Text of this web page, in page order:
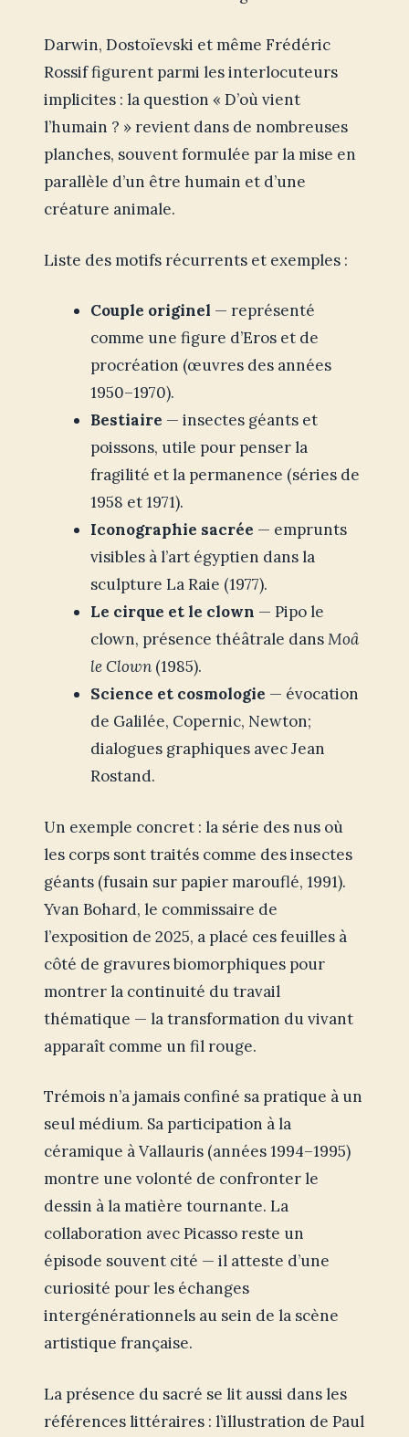
Darwin, Dostoïevski et même Frédéric
Rossif figurent parmi les interlocuteurs
implicites : la question « D’où vient
l’humain ? » revient dans de nombreuses
planches, souvent formulée par la mise en
parallèle d’un être humain et d’une
créature animale.
Liste des motifs récurrents et exemples :
Couple originel — représenté
comme une figure d’Eros et de
procréation (œuvres des années
1950–1970).
Bestiaire — insectes géants et
poissons, utile pour penser la
fragilité et la permanence (séries de
1958 et 1971).
Iconographie sacrée — emprunts
visibles à l’art égyptien dans la
sculpture La Raie (1977).
Le cirque et le clown — Pipo le
clown, présence théâtrale dansMoâ
le Clown(1985).
Science et cosmologie — évocation
de Galilée, Copernic, Newton;
dialogues graphiques avec Jean
Rostand.
Un exemple concret : la série des nus où
les corps sont traités comme des insectes
géants (fusain sur papier marouflé, 1991).
Yvan Bohard, le commissaire de
l’exposition de 2025, a placé ces feuilles à
côté de gravures biomorphiques pour
montrer la continuité du travail
thématique — la transformation du vivant
apparaît comme un fil rouge.
Trémois n’a jamais confiné sa pratique à un
seul médium. Sa participation à la
céramique à Vallauris (années 1994–1995)
montre une volonté de confronter le
dessin à la matière tournante. La
collaboration avec Picasso reste un
épisode souvent cité — il atteste d’une
curiosité pour les échanges
intergénérationnels au sein de la scène
artistique française.
La présence du sacré se lit aussi dans les
références littéraires : l’illustration de Paul